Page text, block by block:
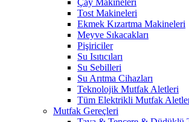
Çay Makineleri
Tost Makineleri
Ekmek Kızartma Makineleri
Meyve Sıkacakları
Pişiriciler
Su Isıtıcıları
Su Sebilleri
Su Arıtma Cihazları
Teknolojik Mutfak Aletleri
Tüm Elektrikli Mutfak
Mutfak Gereçleri